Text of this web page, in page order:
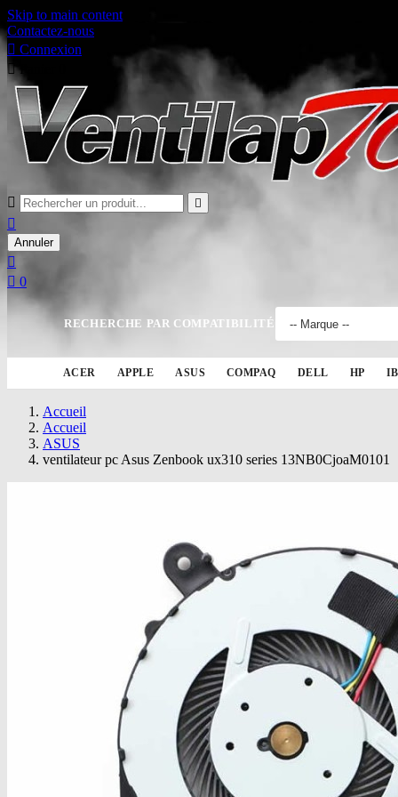
Skip to main content
Contactez-nous
 Connexion
 Panier
 

Annuler

 0
RECHERCHE PAR COMPATIBILITÉ
ACER APPLE ASUS COMPAQ DELL HP
Accueil
Accueil
ASUS
ventilateur pc Asus Zenbook ux310 series 13NB0CjoaM0101